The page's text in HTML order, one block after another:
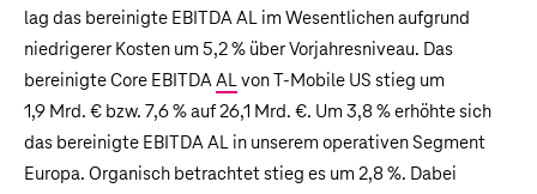
lag das bereinigte EBITDA AL im Wesentlichen aufgrund
niedrigerer Kosten um 5,2 % über Vorjahresniveau. Das
bereinigte Core EBITDAALvon T‑Mobile US stieg um
1,9 Mrd. € bzw. 7,6 % auf26,1 Mrd. €. Um 3,8 % erhöhte sich
das bereinigte EBITDA AL in unserem operativen Segment
Europa. Organisch betrachtet stieg es um 2,8 %. Dabei